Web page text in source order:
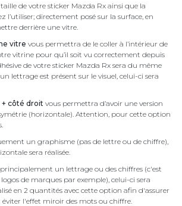
de votre sticker Mazda Rx ainsi que la
l’utiliser; directement posé sur la surface, en
derrière une vitre.
vitre vous permettra de le coller à l’intérieur de
vitrine pour qu’il soit vu correctement depuis
de votre sticker Mazda Rx sera du même
lettrage est présent sur le visuel, celui-ci sera
côté droit vous permettra d’avoir une version
(horizontale). Attention, pour cette option
un graphisme (pas de lettre ou de chiffre),
sera réalisée.
un lettrage ou des chiffres (c'est
de marques par exemple), celui-ci sera
en 2 quantités avec cette option afin d'assurer
l'effet miroir des mots ou chiffre.